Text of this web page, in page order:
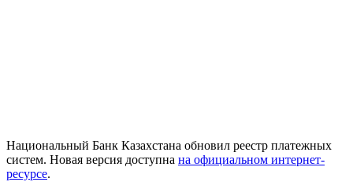
Национальный Банк Казахстана обновил реестр платежных
систем. Новая версия доступна на официальном интернет-
ресурсе.